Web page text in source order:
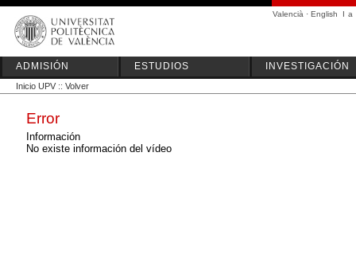
Valencià · English I a
ADMISIÓN ESTUDIOS INVESTIGACIÓN
Inicio UPV :: Volver
Error
Información
No existe información del vídeo